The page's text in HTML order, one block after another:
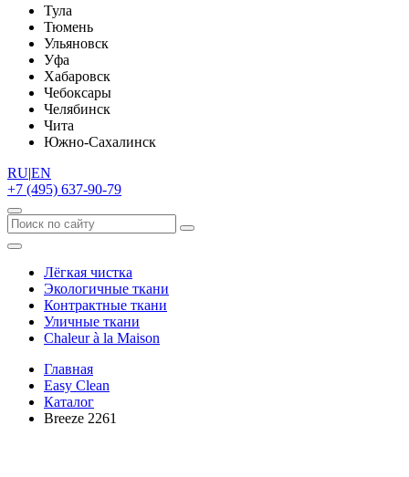
Тула
Тюмень
Ульяновск
Уфа
Хабаровск
Чебоксары
Челябинск
Чита
Южно-Сахалинск
RU|EN
+7 (495) 637-90-79
Лёгкая чистка
Экологичные ткани
Контрактные ткани
Уличные ткани
Сhaleur à la Maison
Главная
Easy Clean
Каталог
Breeze 2261